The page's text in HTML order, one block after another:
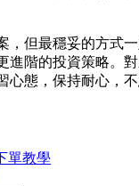
，但最穩妥的方式
進階的投資策略。
態，保持耐心，
單教學